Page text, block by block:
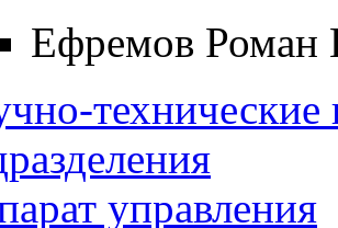
Ефремов Роман
технические
управления